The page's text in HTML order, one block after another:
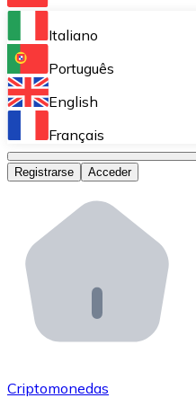
Bitnovo Ramp
Integra nuestra
Bitnovo Giftcards
Bitnovo OTC
Bitnovo ATM
Integra un ATM
Bitnovo API
Integra nuestra API en
Únete a nuestra red de
Italiano
Português
English
Français
Registrarse Acceder
Criptomonedas